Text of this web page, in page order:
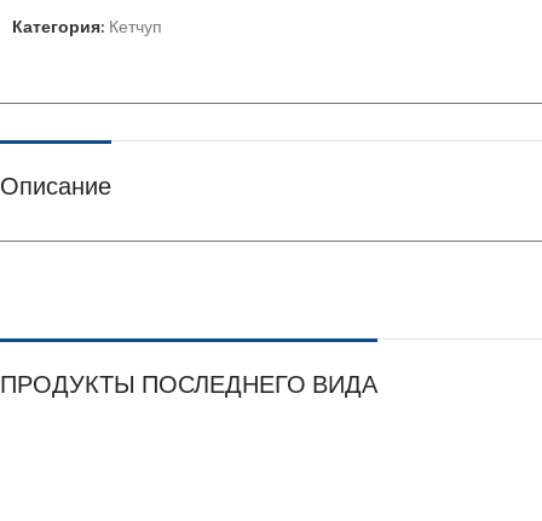
Категория: Кетчуп
Описание
ПРОДУКТЫ ПОСЛЕДНЕГО ВИДА